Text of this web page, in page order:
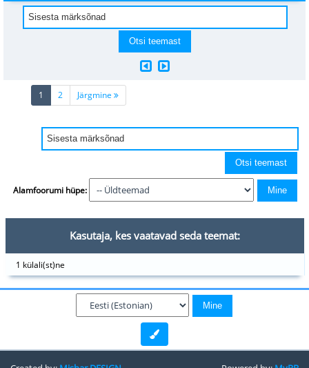
1 (current)
2 Järgmine
Alamfoorumi hüpe:
Kasutaja, kes vaatavad seda teemat:
1 külali(st)ne